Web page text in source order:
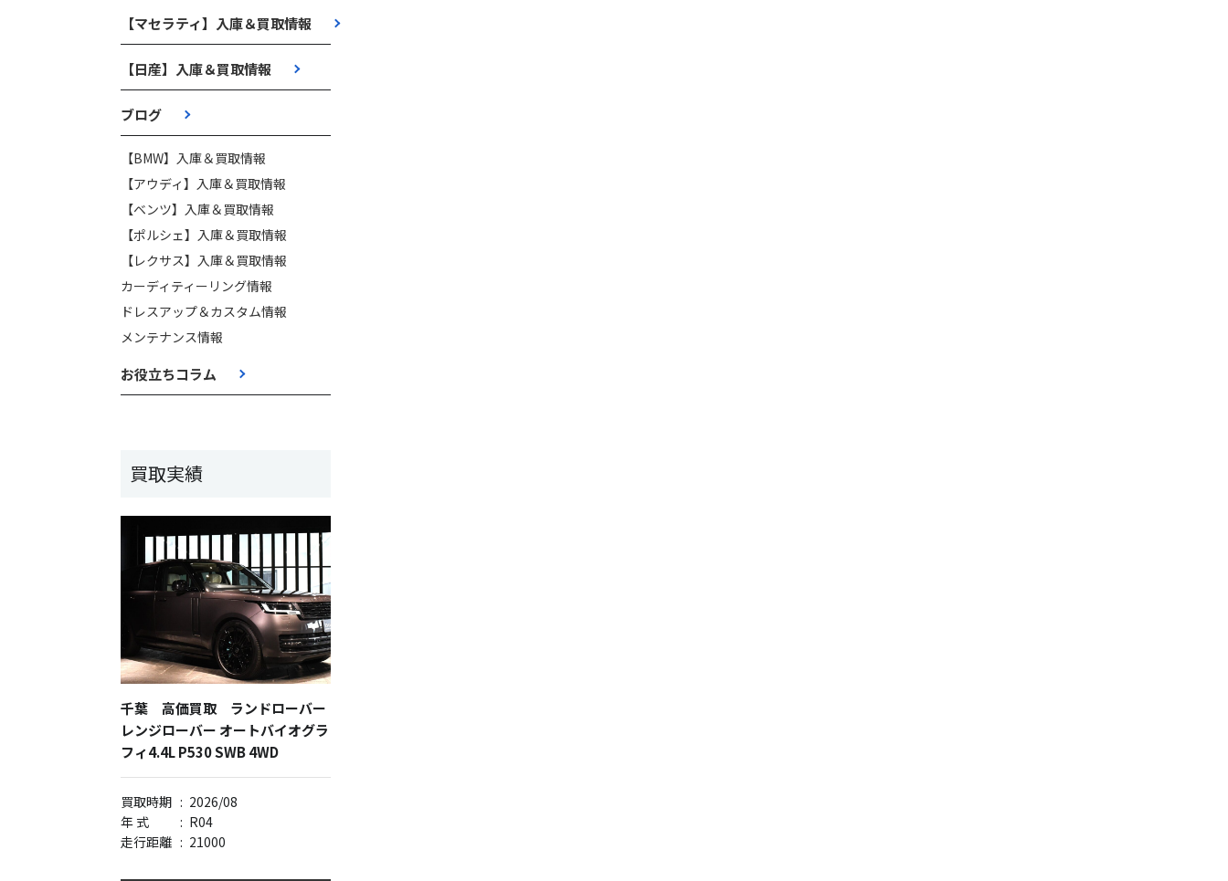
【マセラティ】入庫＆買取情報
【日産】入庫＆買取情報
ブログ
【BMW】入庫＆買取情報
【アウディ】入庫＆買取情報
【ベンツ】入庫＆買取情報
【ポルシェ】入庫＆買取情報
【レクサス】入庫＆買取情報
カーディティーリング情報
ドレスアップ＆カスタム情報
メンテナンス情報
お役立ちコラム
買取実績
千葉 高価買取 ランドローバー
レンジローバー オートバイオグラ
フィ4.4L P530 SWB 4WD
買取時期 : 2026/08
年 式
: R04
走行距離 : 21000